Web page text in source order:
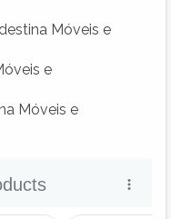
Móveis e
e
Móveis e